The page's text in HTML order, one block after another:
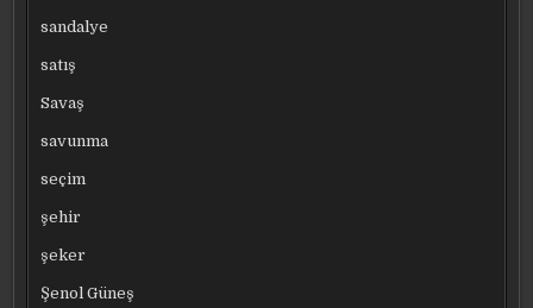
sandalye
satış
Savaş
savunma
seçim
şehir
şeker
Şenol Güneş